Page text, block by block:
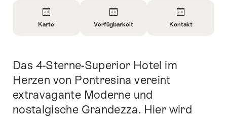
öffnen
Karte
zu
Verfügbarkeit
öffnen
öffnen
Verfügbarkeit
öffnen
Kontakt
Einleitung
Das 4-Sterne-Superior Hotel im
Herzen von Pontresina vereint
extravagante Moderne und
nostalgische Grandezza. Hier wird